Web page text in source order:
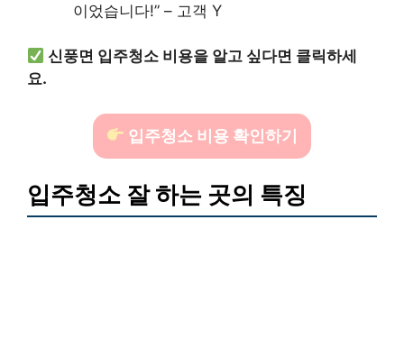
이었습니다!” – 고객 Y
신풍면 입주청소 비용을 알고 싶다면 클릭하세
요.
입주청소 비용 확인하기
입주청소 잘 하는 곳의 특징